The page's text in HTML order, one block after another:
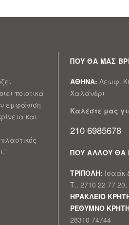
ποιοτικά
εμφάνιση
και
ΠΟΥ ΘΑ ΜΑΣ
ΑΘΗΝΑ: Λεωφ.
Χαλάνδρι
Καλέστε μας
210 6985678
ΠΟΥ ΑΛΛΟΥ ΘΑ
ΤΡΙΠΟΛΗ: Ισαάκ
Τ.. 2710 22 77 20,
ΗΡΑΚΛΕΙΟ
ΡΕΘΥΜΝΟ
28310 74744